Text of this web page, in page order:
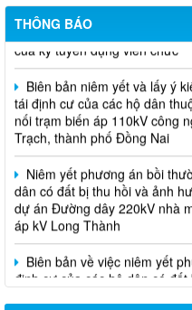
THÔNG BÁO
Thông báo về việc hủy kết
Biên bản niêm yết và lấy ý
tái định cư của các hộ dân
nối trạm biến áp 110kV công
Trạch, thành phố Đồng Nai
Niêm yết phương án bồi
dân có đất bị thu hồi và ảnh
dự án Đường dây 220kV nhà
áp kV Long Thành
Biên bản về việc niêm yết
định cư của các hộ dân có đất
đường 25B cũ đoạn từ Trung
51, huyện Long Thành và